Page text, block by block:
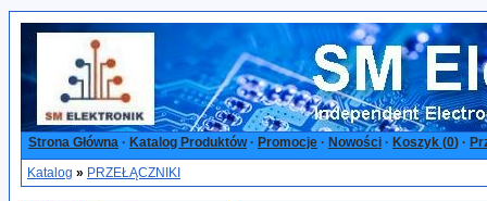
Strona Główna · Katalog Produktów· Promocje · Nowości · Koszyk (0) ·
Katalog » PRZEŁĄCZNIKI